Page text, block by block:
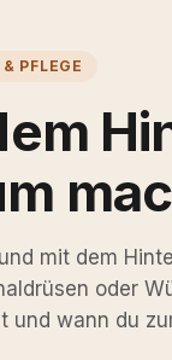
PFLEGE
mit dem
oder
und wann du